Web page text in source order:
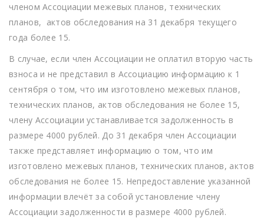
членом Ассоциации межевых планов, технических
планов, актов обследования на 31 декабря текущего
года более 15.
В случае, если член Ассоциации не оплатил вторую часть
взноса и не представил в Ассоциацию информацию к 1
сентября о том, что им изготовлено межевых планов,
технических планов, актов обследования не более 15,
члену Ассоциации устанавливается задолженность в
размере 4000 рублей. До 31 декабря член Ассоциации
также представляет информацию о том, что им
изготовлено межевых планов, технических планов, актов
обследования не более 15. Непредоставление указанной
информации влечёт за собой установление члену
Ассоциации задолженности в размере 4000 рублей.